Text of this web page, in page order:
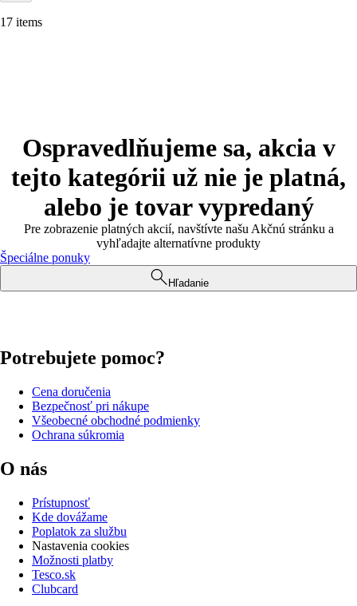
17 items
Ospravedlňujeme sa, akcia v
tejto kategórii už nie je platná,
alebo je tovar vypredaný
Pre zobrazenie platných akcií, navštívte našu Akčnú stránku a
vyhľadajte alternatívne produkty
Špeciálne ponuky
Hľadanie
Potrebujete pomoc?
Cena doručenia
Bezpečnosť pri nákupe
Všeobecné obchodné podmienky
Ochrana súkromia
O nás
Prístupnosť
Kde dovážame
Poplatok za službu
Nastavenia cookies
Možnosti platby
Tesco.sk
Clubcard